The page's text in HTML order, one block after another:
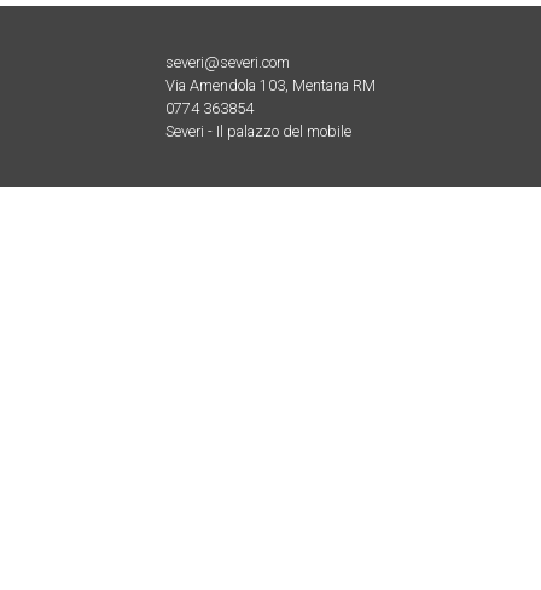
severi@severi.com
Via Amendola 103, Mentana RM
0774 363854
Severi - Il palazzo del mobile